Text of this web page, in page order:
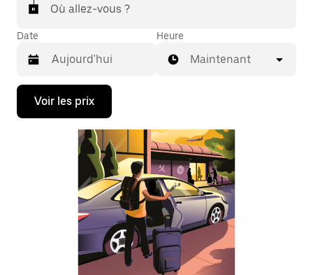
Où allez-vous ?
Date
Appuyez
la
Heure
Maintenant
Voir les prix